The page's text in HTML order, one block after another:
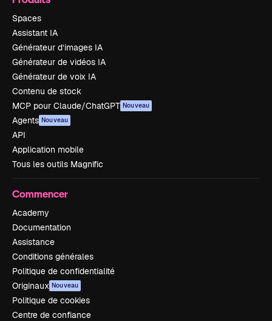
Spaces
Assistant IA
Générateur d’images IA
Générateur de vidéos IA
Générateur de voix IA
Contenu de stock
MCP pour Claude/ChatGPT Nouveau
Agents Nouveau
API
Application mobile
Tous les outils Magnific
Commencer
Academy
Documentation
Assistance
Conditions générales
Politique de confidentialité
Originaux Nouveau
Politique de cookies
Centre de confiance